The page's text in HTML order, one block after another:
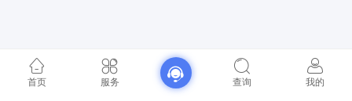
首页 服务 查询 我的